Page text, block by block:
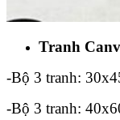
Tranh
-Bộ 3 tranh:
-Bộ 3 tranh: